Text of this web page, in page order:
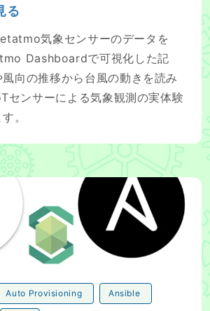
る
気象センサーのデータを
Dashboardで可視化した記
向の推移から台風の動きを読み
センサーによる気象観測の実体験
。
を使ってMacの環境構築を自動
Auto Provisioning Ansible